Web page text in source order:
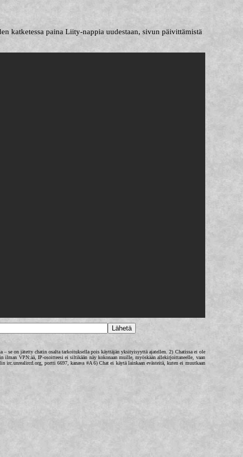
katketessa paina Liity-nappia uudestaan, sivun päivittämistä
on jätetty chatin osalta tarkoituksella pois käyttäjän yksityisyyttä ajatellen. 2) Chatissa ei ole
VPN:ää, IP-osoitteesi ei siltikään näy kokonaan muille, myöskään allekirjoittaneelle, vaan
portti 6697, kanava #A 6) Chat ei käytä lainkaan evästeitä, kuten ei muutkaan